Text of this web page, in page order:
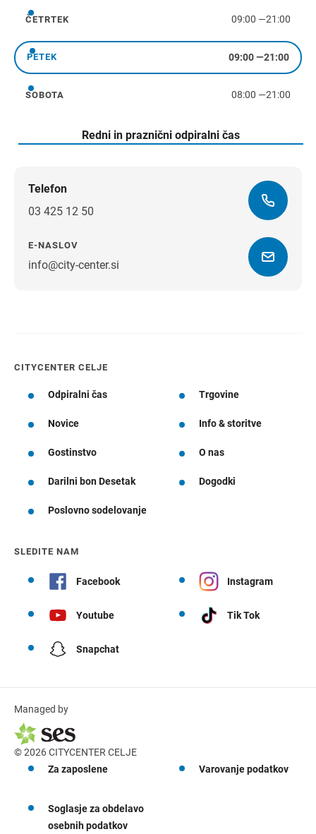
četrtek
ČETRTEK 09:00 —21:00
petek
PETEK 09:00—21:00
sobota
SOBOTA 08:00 —21:00
Redni in praznični odpiralni čas
Telefon
03 425 12 50
E-NASLOV
info@city-center.si
CITYCENTER CELJE
Odpiralni čas Trgovine
Novice Info & storitve
Gostinstvo O nas
Darilni bon Desetak Dogodki
Poslovno sodelovanje
SLEDITE NAM
Facebook Instagram
Youtube Tik Tok
Snapchat
Managed by
© 2026 CITYCENTER CELJE
Za zaposlene
Varovanje podatkov
Soglasje za obdelavo
osebnih podatkov